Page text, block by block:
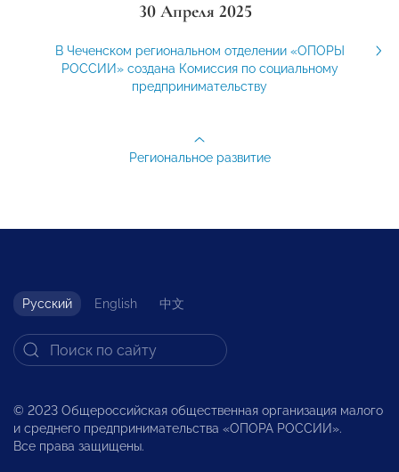
30 Апреля 2025
В Чеченском региональном отделении «ОПОРЫ
РОССИИ» создана Комиссия по социальному
предпринимательству
Региональное развитие
Русский English 中文
© 2023 Общероссийская общественная организация малого
и среднего предпринимательства «ОПОРА РОССИИ».
Все права защищены.